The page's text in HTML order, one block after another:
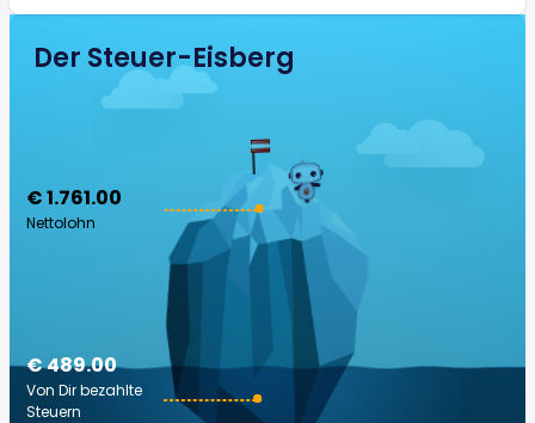
Der Steuer-Eisberg
€ 1.761.00
Nettolohn
€ 489.00
Von Dir bezahlte
Steuern